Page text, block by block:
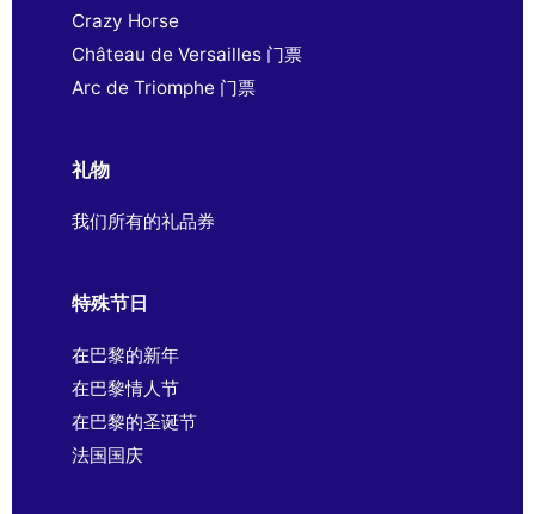
Crazy Horse
Château de Versailles 门票
Arc de Triomphe 门票
礼物
我们所有的礼品券
特殊节日
在巴黎的新年
在巴黎情人节
在巴黎的圣诞节
法国国庆